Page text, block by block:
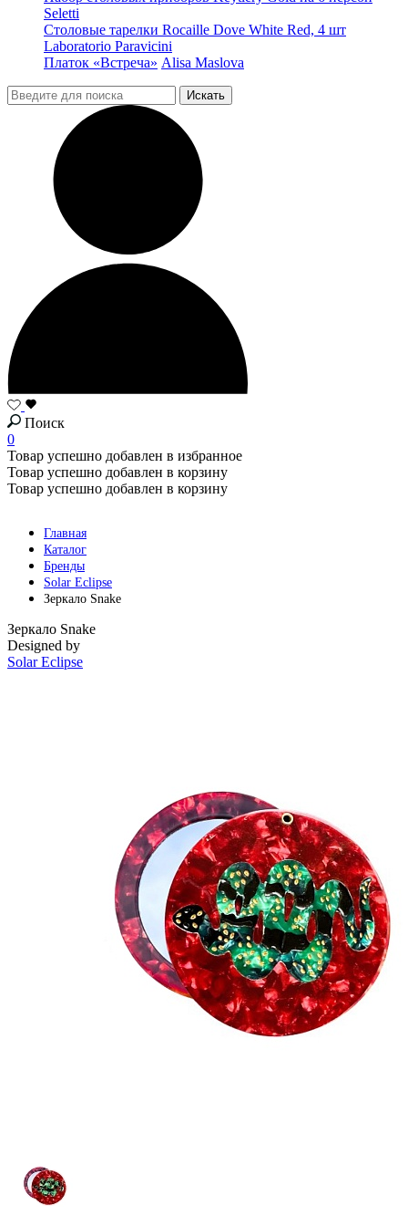
Seletti
Столовые тарелки Rocaille Dove White Red, 4 шт
Laboratorio Paravicini
Платок «Встреча» Alisa Maslova
Поиск
0
Товар успешно добавлен в избранное
Товар успешно добавлен в корзину
Товар успешно добавлен в корзину
Главная
Каталог
Бренды
Solar Eclipse
Зеркало Snake
Зеркало Snake
Designed by
Solar Eclipse